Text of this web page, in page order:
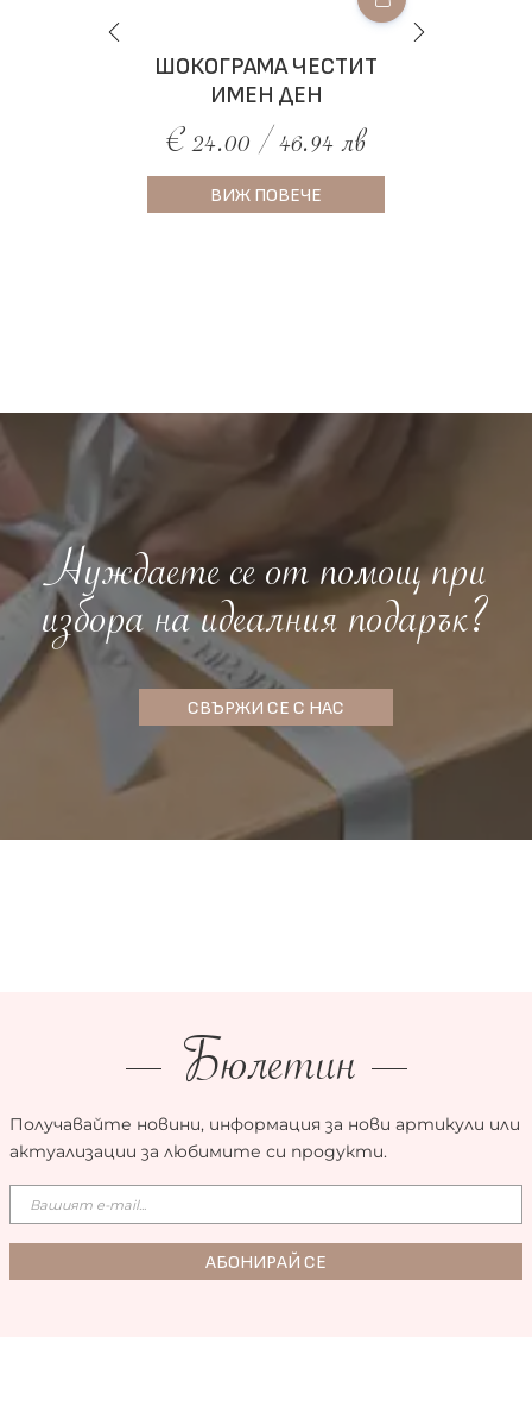
ШОКОГРАМА ЧЕСТИТ
ИМЕН ДЕН
€ 24.00 / 46.94 лв
ВИЖ ПОВЕЧЕ
Нуждаете се от помощ при
избора на идеалния подарък?
СВЪРЖИ СЕ С НАС
Бюлетин
Получавайте новини, информация за нови артикули или
актуализации за любимите си продукти.